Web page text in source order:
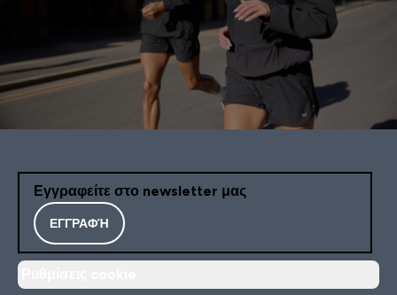
Εγγραφείτε στο newsletter μας
ΕΓΓΡΑΦΉ